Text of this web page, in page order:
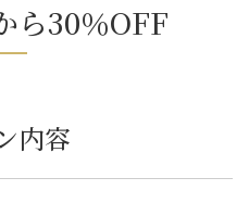
ら30％OFF
内容